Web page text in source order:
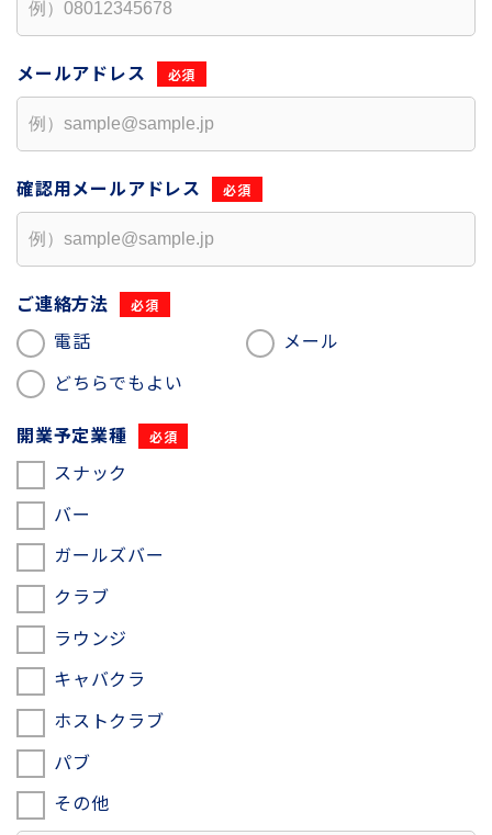
メールアドレス
確認用メールアドレス
ご連絡方法
電話
メール
どちらでもよい
開業予定業種
スナック
バー
ガールズバー
クラブ
ラウンジ
キャバクラ
ホストクラブ
パブ
その他